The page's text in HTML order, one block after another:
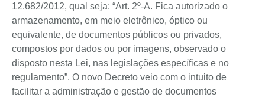
12.682/2012, qual seja: “Art. 2º-A. Fica autorizado o
armazenamento, em meio eletrônico, óptico ou
equivalente, de documentos públicos ou privados,
compostos por dados ou por imagens, observado o
disposto nesta Lei, nas legislações específicas e no
regulamento”. O novo Decreto veio com o intuito de
facilitar a administração e gestão de documentos